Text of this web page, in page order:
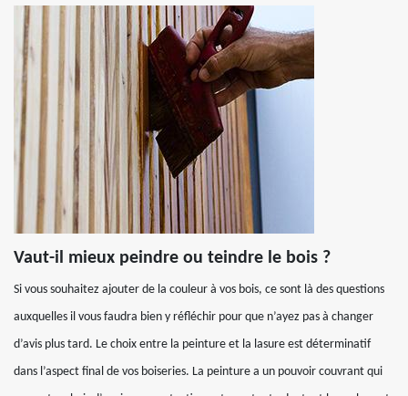
Vaut-il mieux peindre ou teindre le bois ?
Si vous souhaitez ajouter de la couleur à vos bois, ce sont là des questions
auxquelles il vous faudra bien y réfléchir pour que n’ayez pas à changer
d’avis plus tard. Le choix entre la peinture et la lasure est déterminatif
dans l’aspect final de vos boiseries. La peinture a un pouvoir couvrant qui